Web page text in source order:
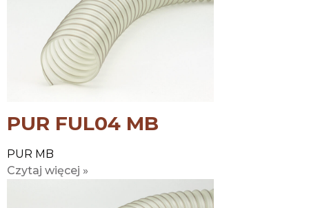
PUR FUL04 MB
PUR MB
Czytaj więcej »